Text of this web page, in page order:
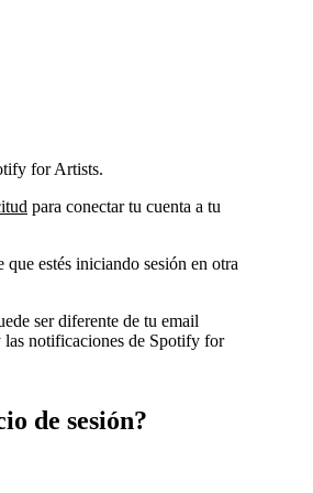
for Artists.
para conectar tu cuenta a tu
estés iniciando sesión en otra
ser diferente de tu email
las notificaciones de Spotify for
de sesión?